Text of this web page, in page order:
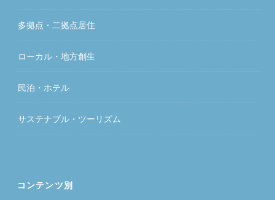
多拠点・二拠点居住
ローカル・地方創生
民泊・ホテル
サステナブル・ツーリズム
コンテンツ別